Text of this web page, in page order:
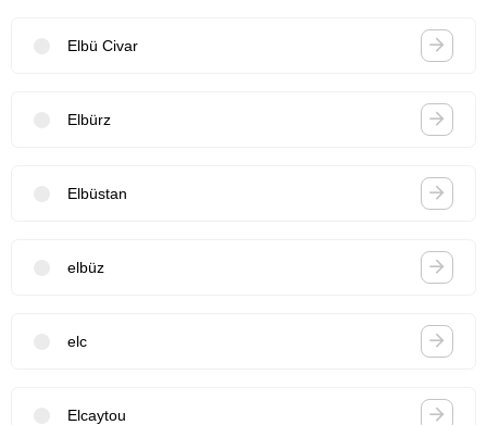
Elbü Civar
Elbürz
Elbüstan
elbüz
elc
Elcaytou